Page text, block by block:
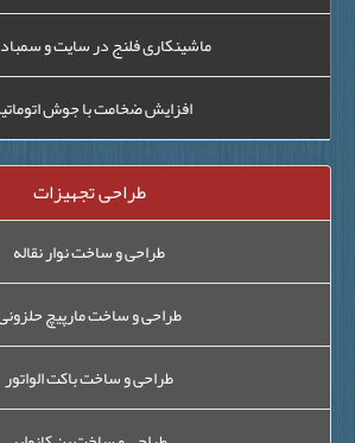
ماشینکاری فلنج در سایت و سمباده زنی
افزایش ضخامت با جوش اتوماتیک
طراحی تجهیزات
طراحی و ساخت نوار نقاله
طراحی و ساخت مارپیچ حلزونی
طراحی و ساخت باکت الواتور